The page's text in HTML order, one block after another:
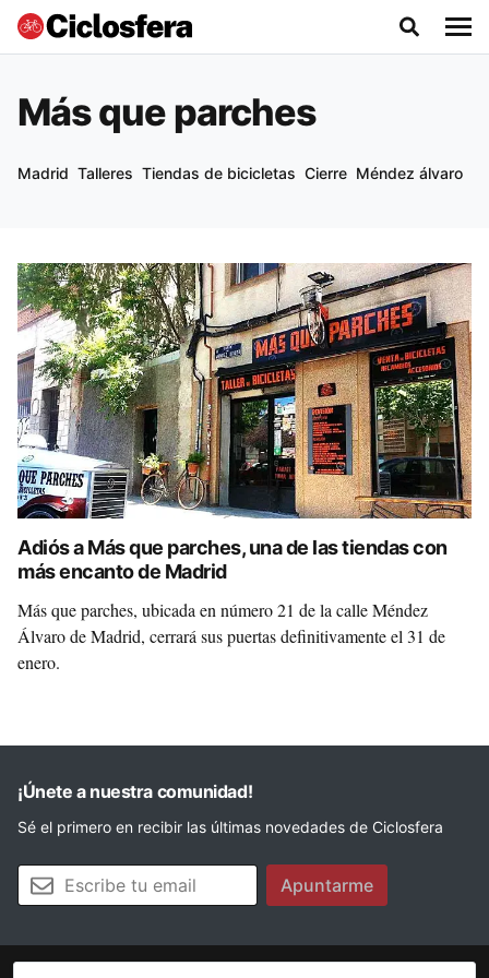
Más que parches
Madrid Talleres Tiendas de bicicletas Cierre Méndez álvaro
Adiós a Más que parches, una de las tiendas con
más encanto de Madrid
Más que parches, ubicada en número 21 de la calle Méndez
Álvaro de Madrid, cerrará sus puertas definitivamente el 31 de
enero.
¡Únete a nuestra comunidad!
Sé el primero en recibir las últimas novedades de Ciclosfera
Tu email Apuntarme